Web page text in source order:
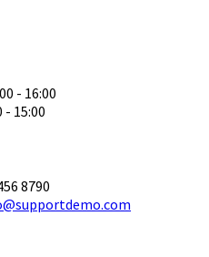
- 16:00
- 15:00
8790